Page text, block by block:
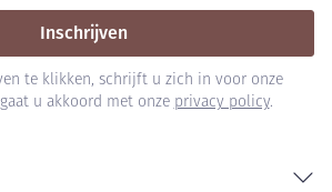
Inschrijven
te klikken, schrijft u zich in voor onze
u akkoord met onze privacy policy.